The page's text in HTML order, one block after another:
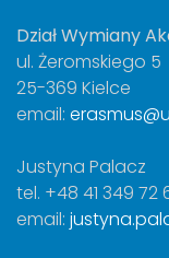
Dział Wymiany
ul. Żeromskiego 5
25-369 Kielce
email:
Justyna Palacz
tel. +48 41 349 72
email: